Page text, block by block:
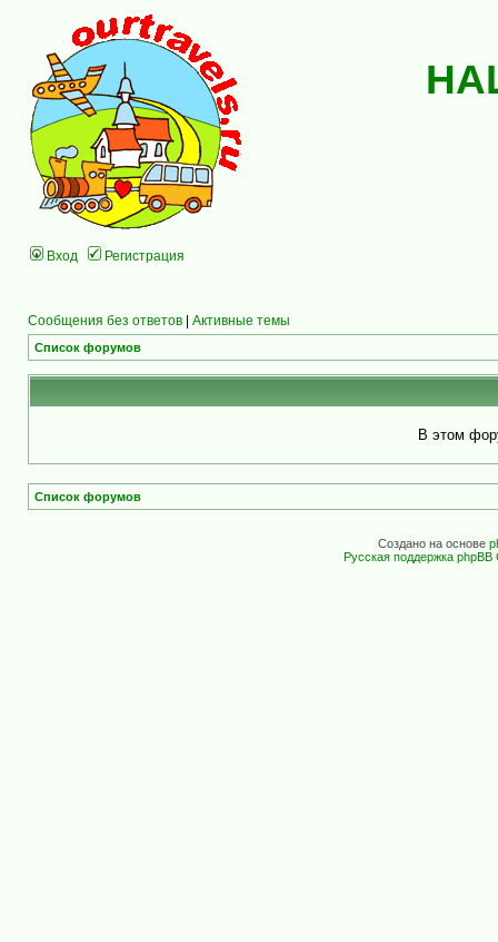
Вход Регистрация
Сообщения без ответов | Активные темы
Список форумов
В этом
Список форумов
Создано на основе
Русская поддержка phpBB